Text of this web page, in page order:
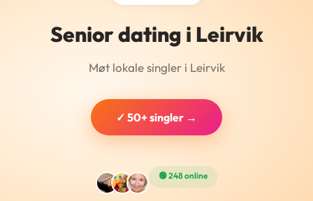
Senior dating i Leirvik
Møt lokale singler i Leirvik
✓ 50+ singler →
🟢 248 online